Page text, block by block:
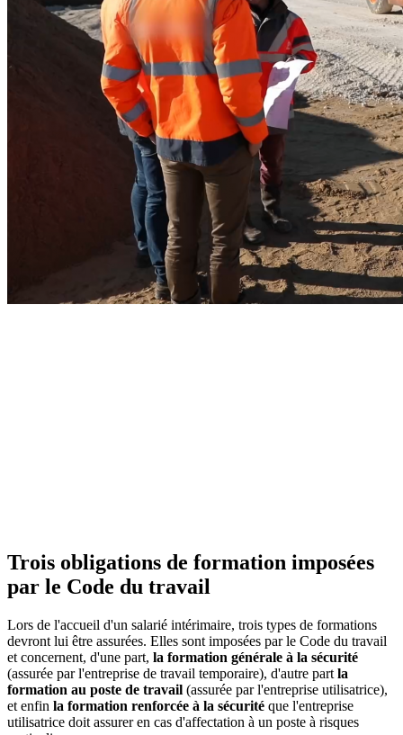
Trois obligations de formation imposées
par le Code du travail
Lors de l'accueil d'un salarié intérimaire, trois types de formations
devront lui être assurées. Elles sont imposées par le Code du travail
et concernent, d'une part, la formation générale à la sécurité
(assurée par l'entreprise de travail temporaire), d'autre part la
formation au poste de travail (assurée par l'entreprise utilisatrice),
et enfin la formation renforcée à la sécurité que l'entreprise
utilisatrice doit assurer en cas d'affectation à un poste à risques